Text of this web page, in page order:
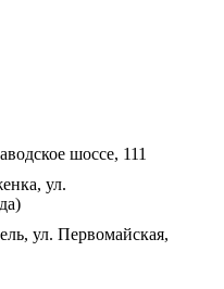
шоссе, 111
ул.
ул. Первомайская,